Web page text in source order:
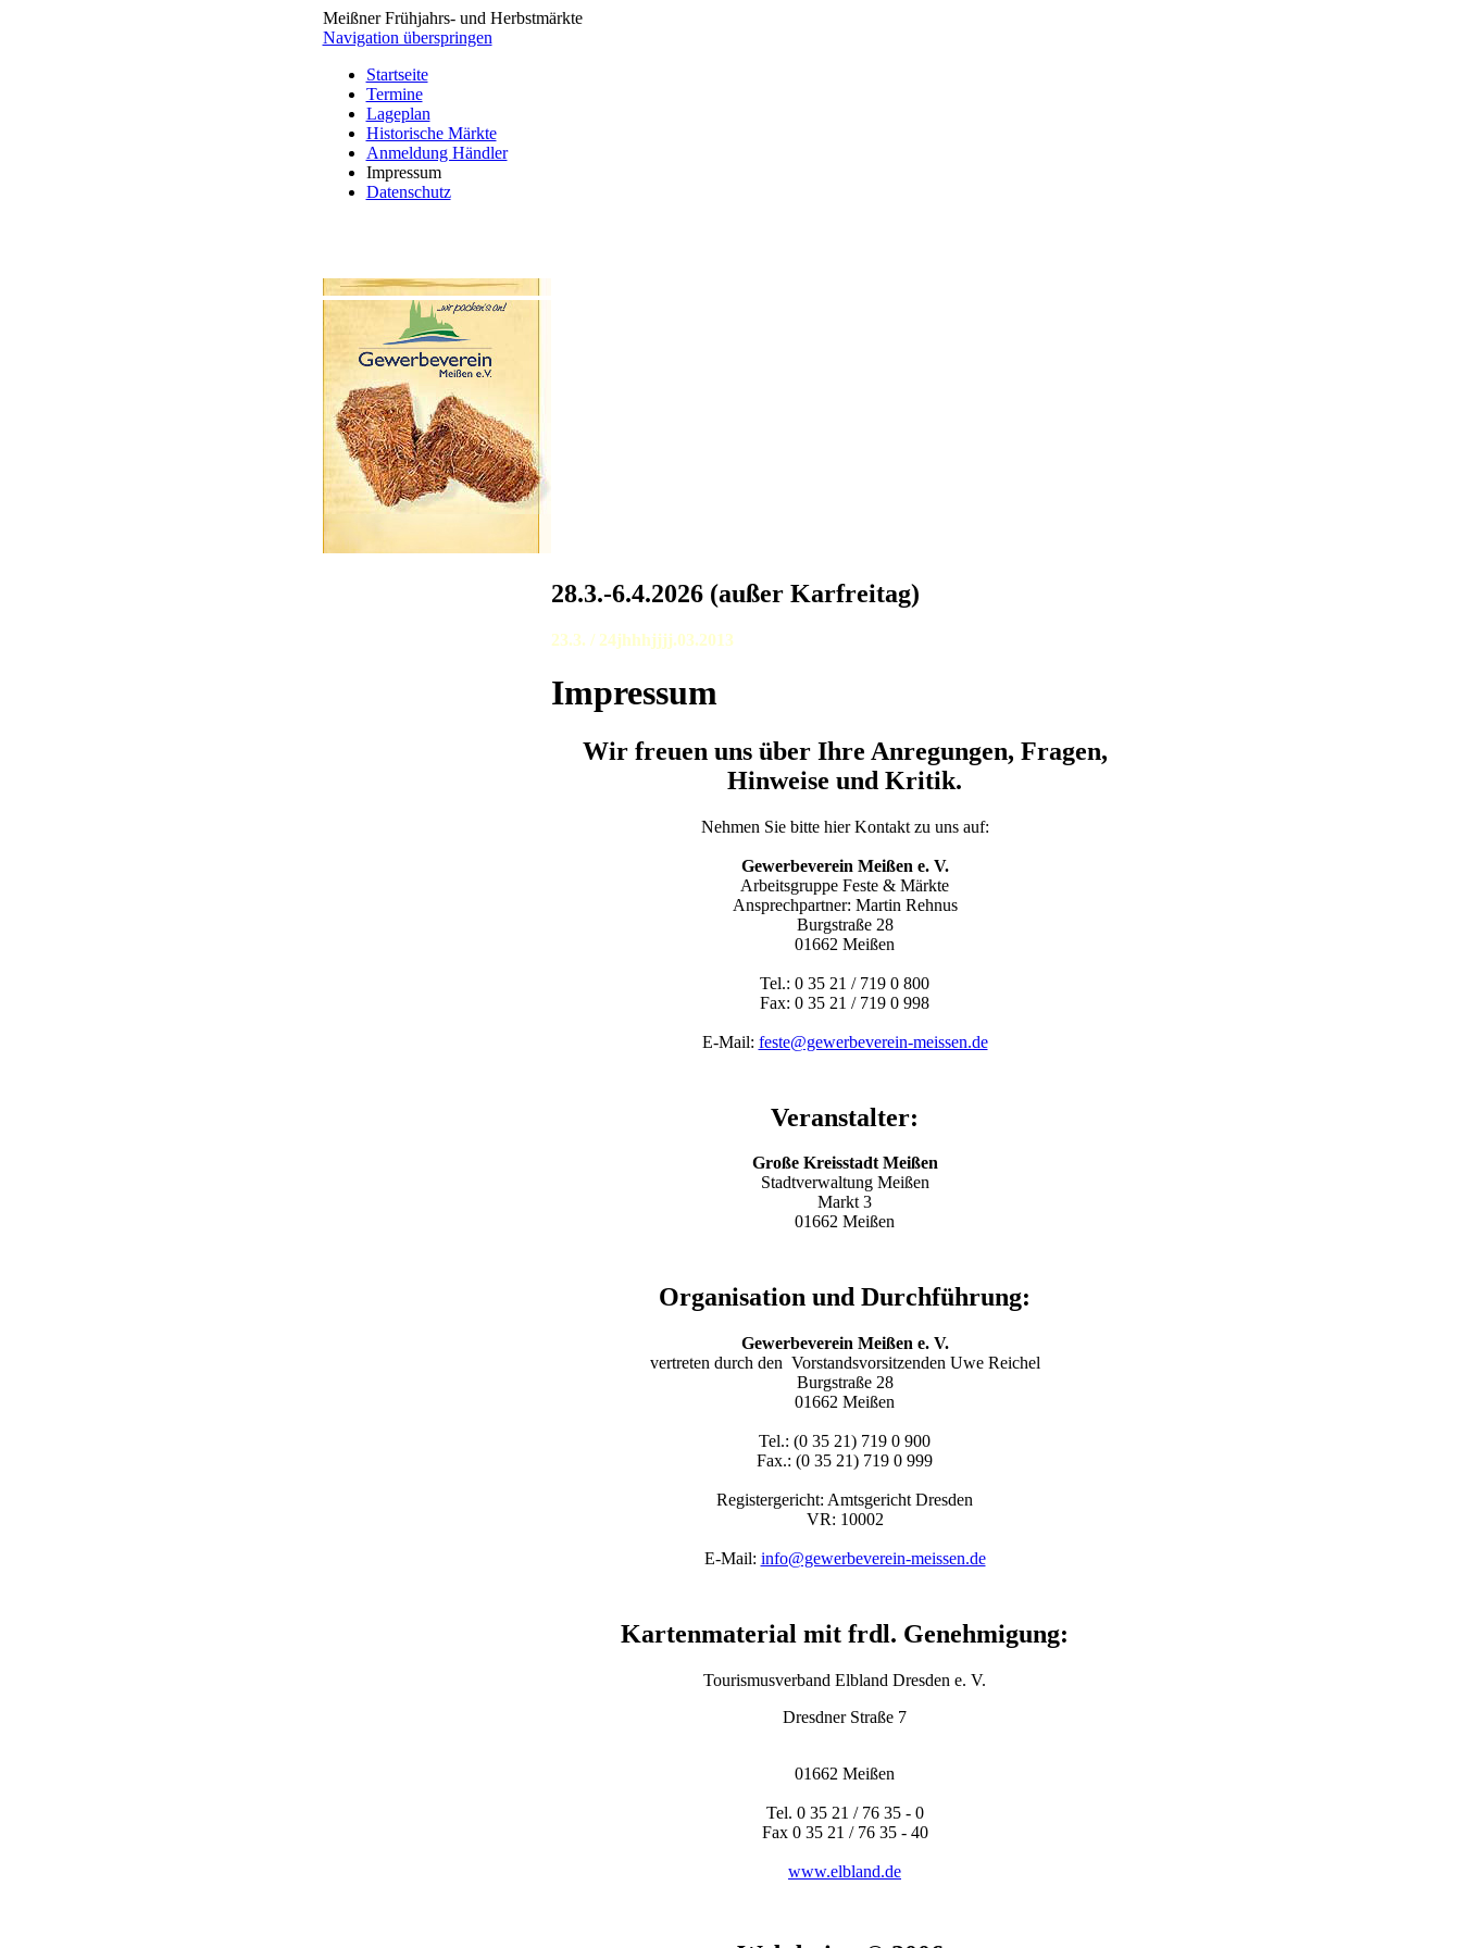
Meißner Frühjahrs- und Herbstmärkte
Navigation überspringen
Startseite
Termine
Lageplan
Historische Märkte
Anmeldung Händler
Impressum
Datenschutz
28.3.-6.4.2026 (außer Karfreitag)
23.3. / 24jhhhjjjj.03.2013
Impressum
Wir freuen uns über Ihre Anregungen, Fragen,
Hinweise und Kritik.
Nehmen Sie bitte hier Kontakt zu uns auf:
Gewerbeverein Meißen e. V.
Arbeitsgruppe Feste & Märkte
Ansprechpartner: Martin Rehnus
Burgstraße 28
01662 Meißen
Tel.: 0 35 21 / 719 0 800
Fax: 0 35 21 / 719 0 998
E-Mail: feste@gewerbeverein-meissen.de
Veranstalter:
Große Kreisstadt Meißen
Stadtverwaltung Meißen
Markt 3
01662 Meißen
Organisation und Durchführung:
Gewerbeverein Meißen e. V.
vertreten durch den Vorstandsvorsitzenden Uwe Reichel
Burgstraße 28
01662 Meißen
Tel.: (0 35 21) 719 0 900
Fax.: (0 35 21) 719 0 999
Registergericht: Amtsgericht Dresden
VR: 10002
E-Mail: info@gewerbeverein-meissen.de
Kartenmaterial mit frdl. Genehmigung:
Tourismusverband Elbland Dresden e. V.
Dresdner Straße 7
01662 Meißen
Tel. 0 35 21 / 76 35 - 0
Fax 0 35 21 / 76 35 - 40
www.elbland.de